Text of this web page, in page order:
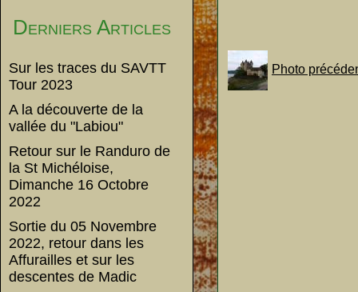
Derniers Articles
Sur les traces du SAVTT
Tour 2023
A la découverte de la
vallée du "Labiou"
Retour sur le Randuro de
la St Michéloise,
Dimanche 16 Octobre
2022
Sortie du 05 Novembre
2022, retour dans les
Affurailles et sur les
descentes de Madic
Photo